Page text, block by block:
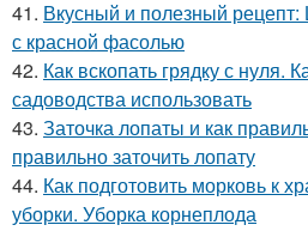
41. Вкусный и полезный
с красной фасолью
42. Как вскопать грядку с нуля.
садоводства использовать
43. Заточка лопаты и как
правильно заточить лопату
44. Как подготовить морковь к
уборки. Уборка корнеплода